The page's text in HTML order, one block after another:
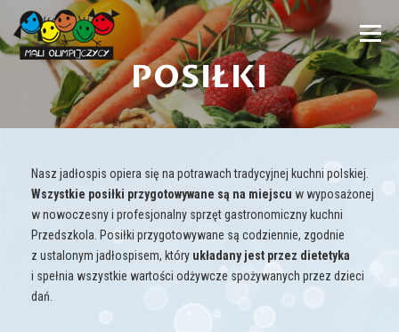
Przejdź
treści
Menu
PRZEDSZKOLE NASZ DZIEŃ AKTUALNOŚCI
ADAPTACJA TERAPIE DOKUMENTY KONTAKT
POSIŁKI
Nasz jadłospis opiera się na potrawach tradycyjnej kuchni polskiej.
Wszystkie posiłki przygotowywane są na miejscu w wyposażonej
w nowoczesny i profesjonalny sprzęt gastronomiczny kuchni
Przedszkola. Posiłki przygotowywane są codziennie, zgodnie
z ustalonym jadłospisem, który układany jest przez dietetyka
i spełnia wszystkie wartości odżywcze spożywanych przez dzieci
dań.